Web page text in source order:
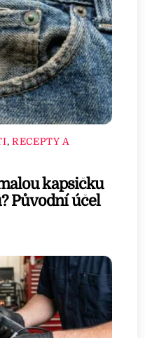
, RECEPTY A
kapsičku
Původní účel